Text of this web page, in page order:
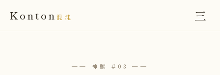
Konton 混沌 三
── 神獣 #03 ──